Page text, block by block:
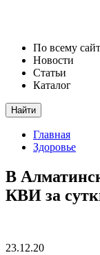
По всему
Новости
Статьи
Каталог
Найти
Главная
Здоровье
В
КВИ за
23.12.20